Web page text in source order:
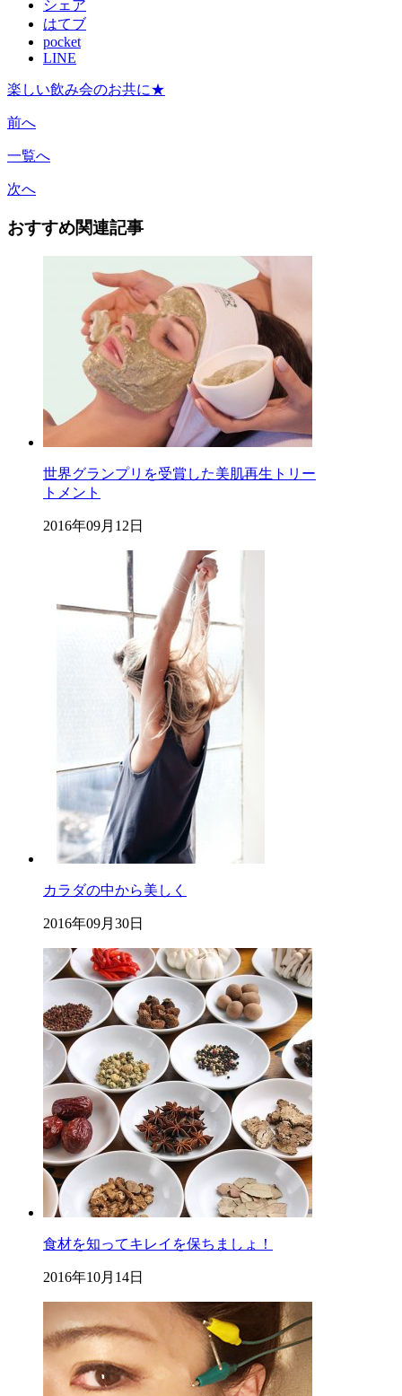
シェア
はてブ
pocket
LINE
楽しい飲み会のお共に★
前へ
一覧へ
次へ
おすすめ関連記事
世界グランプリを受賞した美肌再生トリー
トメント
2016年09月12日
カラダの中から美しく
2016年09月30日
食材を知ってキレイを保ちましょ！
2016年10月14日